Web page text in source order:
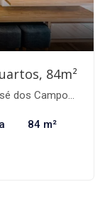
84m²
Campos-SP
84 m²